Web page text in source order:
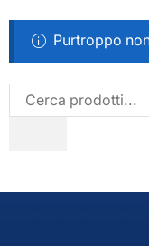
Purtroppo